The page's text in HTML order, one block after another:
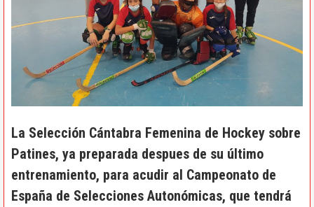
La Selección Cántabra Femenina de Hockey sobre
Patines, ya preparada despues de su último
entrenamiento, para acudir al Campeonato de
España de Selecciones Autonómicas, que tendrá